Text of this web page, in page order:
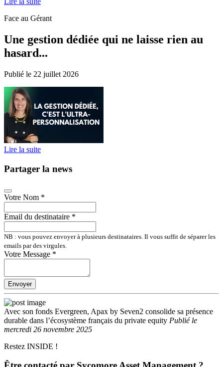
Face au Gérant
Une gestion dédiée qui ne laisse rien au
hasard...
Publié le 22 juillet 2026
Lire la suite
Partager la news
Votre Nom *
Email du destinataire *
NB : vous pouvez envoyer à plusieurs destinataires. Il vous suffit de séparer les
emails par des virgules.
Votre Message *
Envoyer
Avec son fonds Evergreen, Apax by Seven2 consolide sa présence
durable dans l’écosystème français du private equity Publiéle
mercredi 26 novembre 2025
Restez INSIDE !